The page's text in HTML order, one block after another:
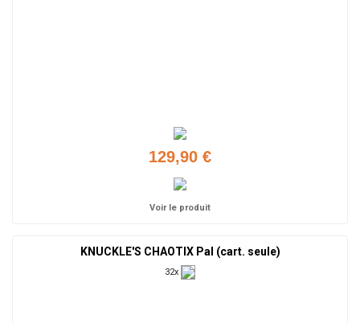
129,90 €
Voir le produit
KNUCKLE'S CHAOTIX Pal (cart. seule)
32x